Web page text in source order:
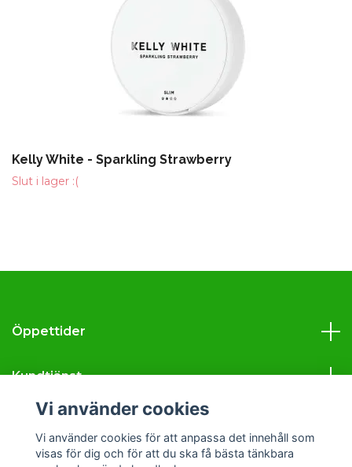
Kelly White - Sparkling Strawberry
Slut i lager :(
Öppettider
Kundtjänst
Läs mer
Vi använder cookies
Vi använder cookies för att anpassa det innehåll som
visas för dig och för att du ska få bästa tänkbara